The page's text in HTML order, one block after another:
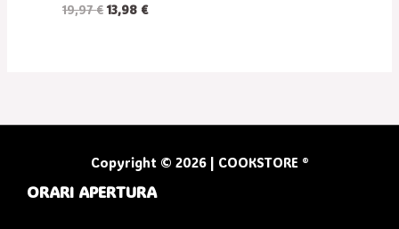
19,97€ 13,98 €
Copyright © 2026 | COOKSTORE ®
ORARI APERTURA